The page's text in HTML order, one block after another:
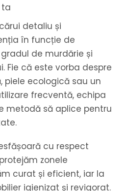
detaliu și
în funcție de
de murdărie și
Fie că este vorba despre
piele ecologică sau un
frecventă, echipa
metodă să aplice pentru
cu respect
zonele
curat și eficient, iar la
igienizat și revigorat.